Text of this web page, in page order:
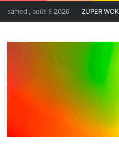
samedi, août 8 2026 ZUPER WOK